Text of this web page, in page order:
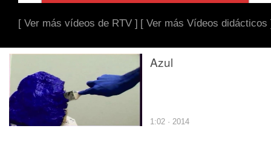
[ Ver más vídeos de RTV ] [ Ver más Vídeos didácticos
Azul
1:02 · 2014